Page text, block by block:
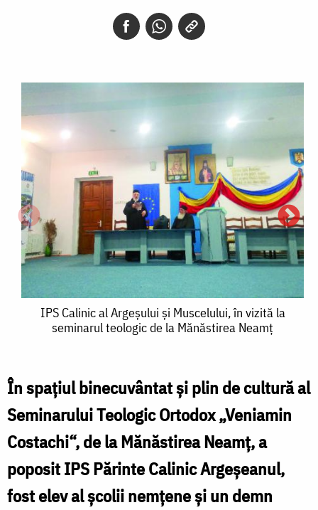
IPS
Calinic
Argeşului
şi
Muscelului,
vizită
IPS Calinic al Argeşului şi Muscelului, în vizită la
seminarul teologic de la Mănăstirea Neamţ
În spaţiul binecuvântat şi plin de cultură al
Seminarului Teologic Ortodox „Veniamin
Costachi“, de la Mănăstirea Neamţ, a
poposit IPS Părinte Calinic Argeşeanul,
fost elev al şcolii nemţene şi un demn